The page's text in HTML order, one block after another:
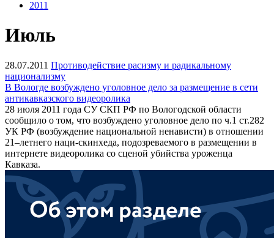
2011
Июль
28.07.2011 Противодействие расизму и радикальному
национализму
В Вологде возбуждено уголовное дело за размещение в сети
антикавказского видеоролика
28 июля 2011 года СУ СКП РФ по Вологодской области
сообщило о том, что возбуждено уголовное дело по ч.1 ст.282
УК РФ (возбуждение национальной ненависти) в отношении
21–летнего наци-скинхеда, подозреваемого в размещении в
интернете видеоролика со сценой убийства уроженца
Кавказа.